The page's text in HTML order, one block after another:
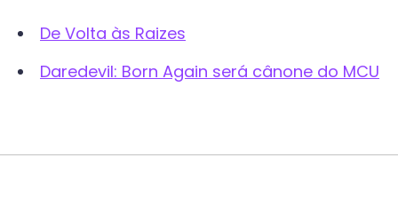
De Volta às Raizes
Daredevil: Born Again será cânone do MCU